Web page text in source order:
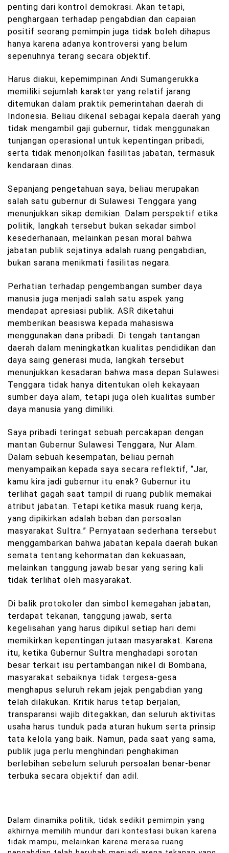
penting dari kontrol demokrasi. Akan tetapi,
penghargaan terhadap pengabdian dan capaian
positif seorang pemimpin juga tidak boleh dihapus
hanya karena adanya kontroversi yang belum
sepenuhnya terang secara objektif.
Harus diakui, kepemimpinan Andi Sumangerukka
memiliki sejumlah karakter yang relatif jarang
ditemukan dalam praktik pemerintahan daerah di
Indonesia. Beliau dikenal sebagai kepala daerah yang
tidak mengambil gaji gubernur, tidak menggunakan
tunjangan operasional untuk kepentingan pribadi,
serta tidak menonjolkan fasilitas jabatan, termasuk
kendaraan dinas.
Sepanjang pengetahuan saya, beliau merupakan
salah satu gubernur di Sulawesi Tenggara yang
menunjukkan sikap demikian. Dalam perspektif etika
politik, langkah tersebut bukan sekadar simbol
kesederhanaan, melainkan pesan moral bahwa
jabatan publik sejatinya adalah ruang pengabdian,
bukan sarana menikmati fasilitas negara.
Perhatian terhadap pengembangan sumber daya
manusia juga menjadi salah satu aspek yang
mendapat apresiasi publik. ASR diketahui
memberikan beasiswa kepada mahasiswa
menggunakan dana pribadi. Di tengah tantangan
daerah dalam meningkatkan kualitas pendidikan dan
daya saing generasi muda, langkah tersebut
menunjukkan kesadaran bahwa masa depan Sulawesi
Tenggara tidak hanya ditentukan oleh kekayaan
sumber daya alam, tetapi juga oleh kualitas sumber
daya manusia yang dimiliki.
Saya pribadi teringat sebuah percakapan dengan
mantan Gubernur Sulawesi Tenggara, Nur Alam.
Dalam sebuah kesempatan, beliau pernah
menyampaikan kepada saya secara reflektif, “Jar,
kamu kira jadi gubernur itu enak? Gubernur itu
terlihat gagah saat tampil di ruang publik memakai
atribut jabatan. Tetapi ketika masuk ruang kerja,
yang dipikirkan adalah beban dan persoalan
masyarakat Sultra.” Pernyataan sederhana tersebut
menggambarkan bahwa jabatan kepala daerah bukan
semata tentang kehormatan dan kekuasaan,
melainkan tanggung jawab besar yang sering kali
tidak terlihat oleh masyarakat.
Di balik protokoler dan simbol kemegahan jabatan,
terdapat tekanan, tanggung jawab, serta
kegelisahan yang harus dipikul setiap hari demi
memikirkan kepentingan jutaan masyarakat. Karena
itu, ketika Gubernur Sultra menghadapi sorotan
besar terkait isu pertambangan nikel di Bombana,
masyarakat sebaiknya tidak tergesa-gesa
menghapus seluruh rekam jejak pengabdian yang
telah dilakukan. Kritik harus tetap berjalan,
transparansi wajib ditegakkan, dan seluruh aktivitas
usaha harus tunduk pada aturan hukum serta prinsip
tata kelola yang baik. Namun, pada saat yang sama,
publik juga perlu menghindari penghakiman
berlebihan sebelum seluruh persoalan benar-benar
terbuka secara objektif dan adil.
Dalam dinamika politik, tidak sedikit pemimpin yang
akhirnya memilih mundur dari kontestasi bukan karena
tidak mampu, melainkan karena merasa ruang